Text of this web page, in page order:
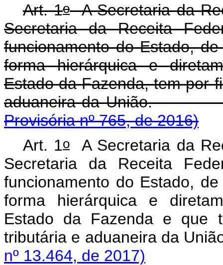
Art. 1oA Secretaria da
Secretaria da Receita
funcionamento do Estado,
forma hierárquica e
Estado da Fazenda, tem por
aduaneira da
Provisória nº 765, de 2016)
Art. 1oA Secretaria da
Secretaria da Receita
funcionamento do Estado,
forma hierárquica e
Estado da Fazenda e que
tributária e aduaneira
nº 13.464, de 2017)